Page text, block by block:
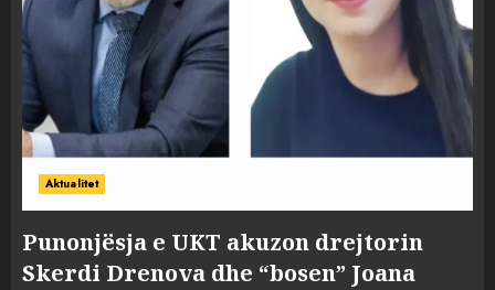
Aktualitet
Punonjësja e UKT akuzon drejtorin
Skerdi Drenova dhe “bosen” Joana